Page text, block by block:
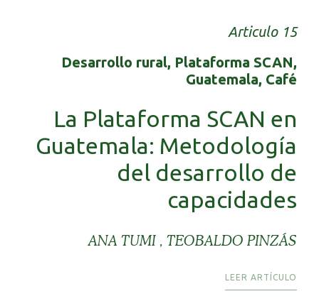
Articulo 15
Desarrollo rural, Plataforma SCAN,
Guatemala, Café
La Plataforma SCAN en
Guatemala: Metodología
del desarrollo de
capacidades
ANA TUMI , TEOBALDO PINZÁS
LEER ARTÍCULO